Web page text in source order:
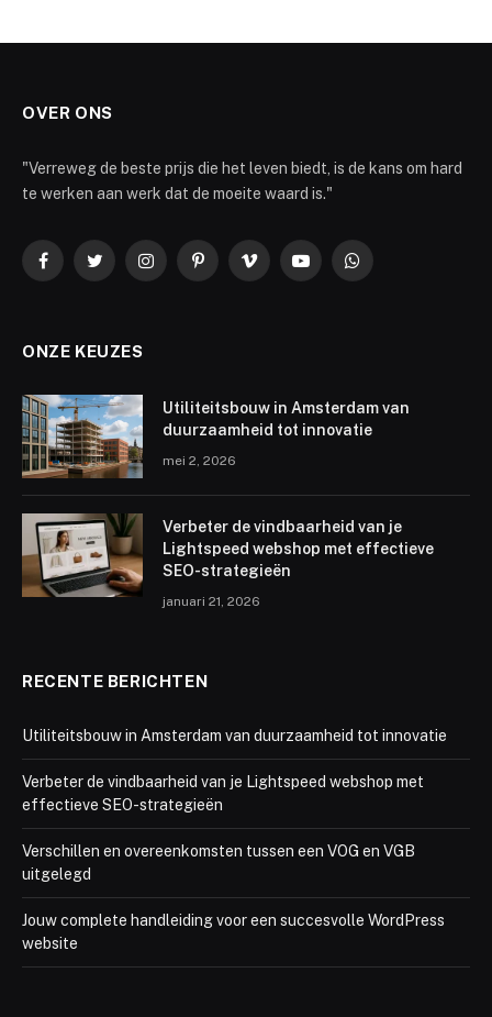
OVER ONS
"Verreweg de beste prijs die het leven biedt, is de kans om hard
te werken aan werk dat de moeite waard is."
FacebookTwitterInstagramPinterestVimeo YouTubeWhatsApp
ONZE KEUZES
Utiliteitsbouw in Amsterdam van
duurzaamheid tot innovatie
mei 2, 2026
Verbeter de vindbaarheid van je
Lightspeed webshop met effectieve
SEO-strategieën
januari 21, 2026
RECENTE BERICHTEN
Utiliteitsbouw in Amsterdam van duurzaamheid tot innovatie
Verbeter de vindbaarheid van je Lightspeed webshop met
effectieve SEO-strategieën
Verschillen en overeenkomsten tussen een VOG en VGB
uitgelegd
Jouw complete handleiding voor een succesvolle WordPress
website